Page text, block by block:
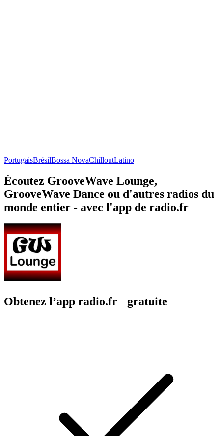
PortugaisBrésilBossa NovaChilloutLatino
Écoutez GrooveWave Lounge,
GrooveWave Dance ou d'autres radios du
monde entier - avec l'app de radio.fr
Obtenez l’app radio.fr gratuite